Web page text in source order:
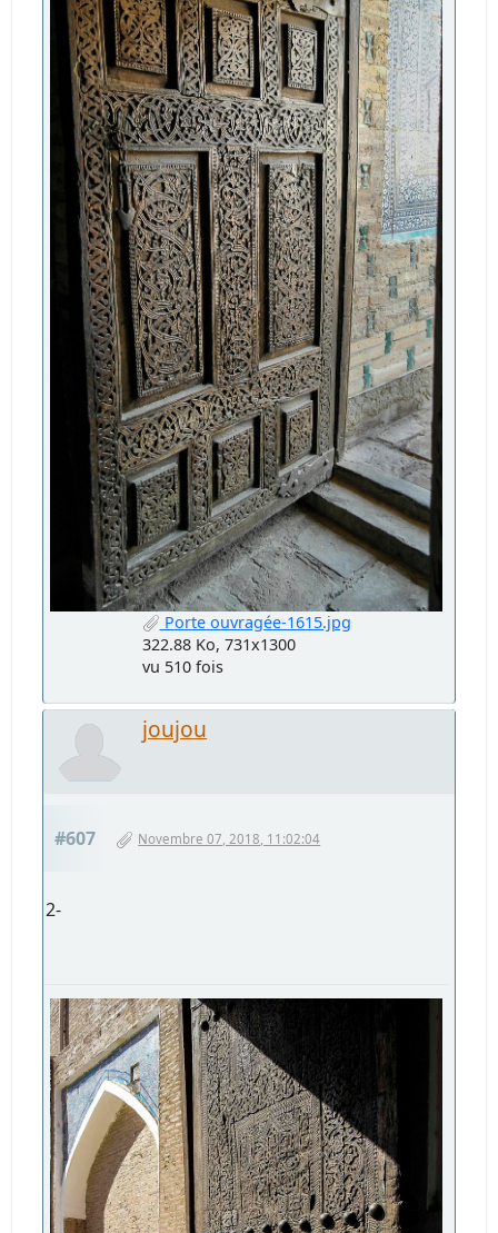
Porte ouvragée-1615.jpg
322.88 Ko, 731x1300
vu 510 fois
joujou
#607 Novembre 07, 2018, 11:02:04
2-